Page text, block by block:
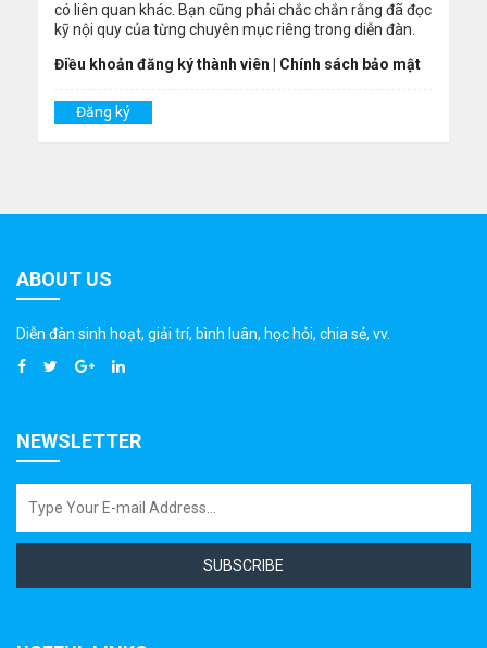
có liên quan khác. Bạn cũng phải chắc chắn rằng đã đọc
kỹ nội quy của từng chuyên mục riêng trong diễn đàn.
Điều khoản đăng ký thành viên
Chính sách bảo mật
Đăng ký
ABOUT US
Diễn đàn sinh hoạt, giải trí, bình luân, học hỏi, chia sẻ, vv.
NEWSLETTER
SUBSCRIBE